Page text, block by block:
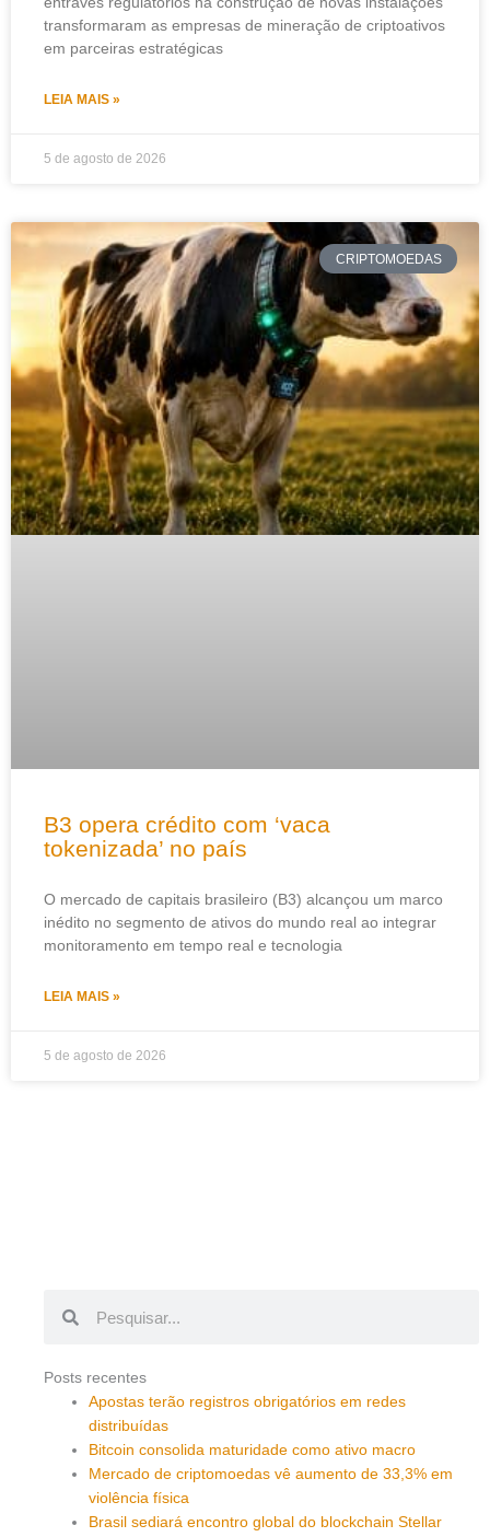
transformaram as empresas de mineração de criptoativos
em parceiras estratégicas
LEIA MAIS »
5 de agosto de 2026
CRIPTOMOEDAS
B3 opera crédito com ‘vaca
tokenizada’ no país
O mercado de capitais brasileiro (B3) alcançou um marco
inédito no segmento de ativos do mundo real ao integrar
monitoramento em tempo real e tecnologia
LEIA MAIS »
5 de agosto de 2026
Posts recentes
Apostas terão registros obrigatórios em redes
distribuídas
Bitcoin consolida maturidade como ativo macro
Mercado de criptomoedas vê aumento de 33,3% em
violência física
Brasil sediará encontro global do blockchain Stellar